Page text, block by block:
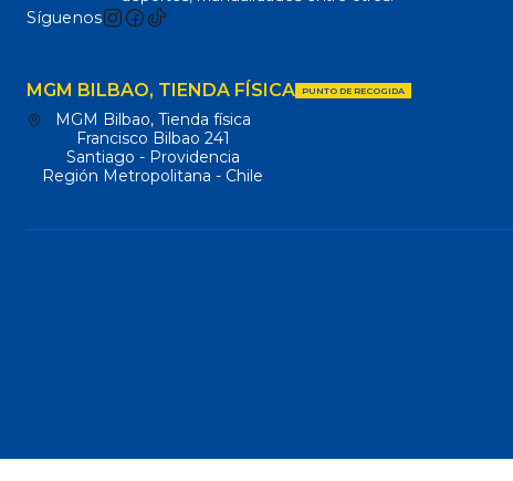
Síguenos
MGM BILBAO, TIENDA FÍSICA PUNTO DE RECOGIDA
MGM Bilbao, Tienda física
Francisco Bilbao 241
Santiago - Providencia
Región Metropolitana - Chile